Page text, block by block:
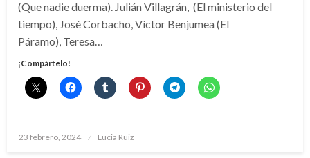
(Que nadie duerma). Julián Villagrán, (El ministerio del
tiempo), José Corbacho, Víctor Benjumea (El
Páramo), Teresa…
¡Compártelo!
Publicado
23 febrero, 2024 Lucia Ruiz